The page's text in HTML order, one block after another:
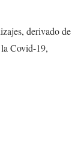
derivado de
Covid-19,